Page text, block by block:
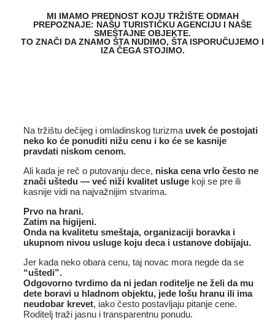
MI IMAMO PREDNOST KOJU TRŽIŠTE ODMAH
PREPOZNAJE: NAŠU TURISTIČKU AGENCIJU I NAŠE
SMEŠTAJNE OBJEKTE.
TO ZNAČI DA ZNAMO ŠTA NUDIMO, ŠTA ISPORUČUJEMO I
IZA ČEGA STOJIMO.
Na tržištu dečijeg i omladinskog turizma uvek će postojati
neko ko će ponuditi nižu cenu i ko će se kasnije
pravdati niskom cenom.
Ali kada je reč o putovanju dece, niska cena vrlo često ne
znači uštedu — već niži kvalitet usluge koji se pre ili
kasnije vidi na najvažnijim stvarima.
Prvo na hrani.
Zatim na higijeni.
Onda na kvalitetu smeštaja, organizaciji boravka i
ukupnom nivou usluge koju deca i ustanove dobijaju.
Jer kada neko obara cenu, taj novac mora negde da se
“uštedi”.
Odgovorno tvrdimo da ni jedan roditelje ne želi da mu
dete boravi u hladnom objektu, jede lošu hranu ili ima
neudobar krevet, iako često postavljaju pitanje cene.
Roditelj traži jasnu i transparentnu ponudu.